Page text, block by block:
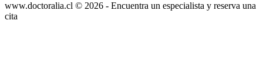
www.doctoralia.cl © 2026 - Encuentra un especialista y reserva una
cita